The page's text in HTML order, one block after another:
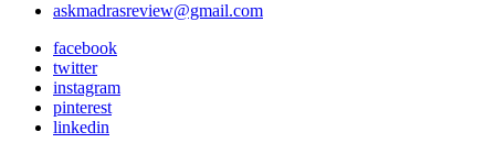
askmadrasreview@gmail.com
facebook
twitter
instagram
pinterest
linkedin